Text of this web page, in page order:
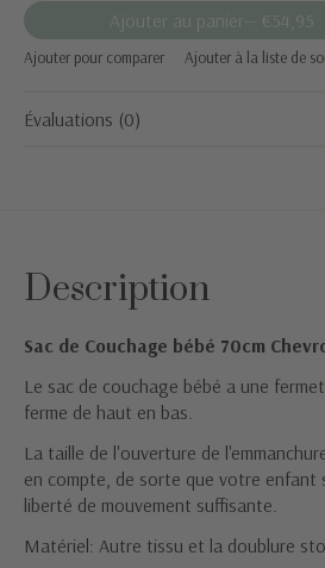
Ajouter au panier — €54,95
Ajouter pour comparer Ajouter à la liste de
Évaluations (0)
Description
Sac de Couchage bébé 70cm
Le sac de couchage bébé a une
ferme de haut en bas.
La taille de l'ouverture de
en compte, de sorte que votre enfant
liberté de mouvement suffisante.
Matériel: Autre tissu et la doublure